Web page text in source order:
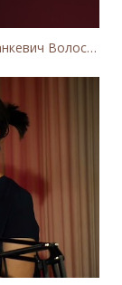
Жінки, які захищають Карпати. Оксана Станкевич Волосянчук про вітряки на високогір'ї Карпат